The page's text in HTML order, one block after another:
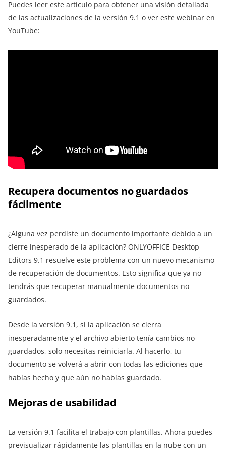
Puedes leer este artículo para obtener una visión detallada
de las actualizaciones de la versión 9.1 o ver este webinar en
YouTube:
Recupera documentos no guardados
fácilmente
¿Alguna vez perdiste un documento importante debido a un
cierre inesperado de la aplicación? ONLYOFFICE Desktop
Editors 9.1 resuelve este problema con un nuevo mecanismo
de recuperación de documentos. Esto significa que ya no
tendrás que recuperar manualmente documentos no
guardados.
Desde la versión 9.1, si la aplicación se cierra
inesperadamente y el archivo abierto tenía cambios no
guardados, solo necesitas reiniciarla. Al hacerlo, tu
documento se volverá a abrir con todas las ediciones que
habías hecho y que aún no habías guardado.
Mejoras de usabilidad
La versión 9.1 facilita el trabajo con plantillas. Ahora puedes
previsualizar rápidamente las plantillas en la nube con un